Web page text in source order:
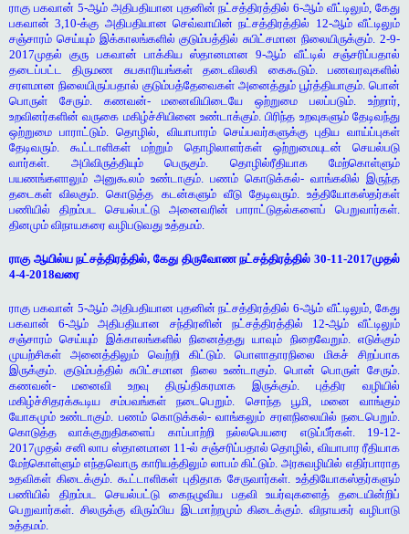
ராகு பகவான் 5-ஆம் அதிபதியான புதனின் நட்சத்திரத்தில் 6-ஆம் வீட்டிலும், கேது
பகவான் 3,10-க்கு அதிபதியான செவ்வாயின் நட்சத்திரத்தில் 12-ஆம் வீட்டிலும்
சஞ்சாரம் செய்யும் இக்காலங்களில் குடும்பத்தில் சுபிட்சமான நிலையிருக்கும். 2-9-
2017முதல் குரு பகவான் பாக்கிய ஸ்தானமான 9-ஆம் வீட்டில் சஞ்சரிப்பதால்
தடைப்பட்ட திருமண சுபகாரியங்கள் தடைவிலகி கைகூடும். பணவரவுகளில்
சரளமான நிலையிருப்பதால் குடும்பத்தேவைகள் அனைத்தும் பூர்த்தியாகும். பொன்
பொருள் சேரும். கணவன்- மனைவியிடையே ஒற்றுமை பலப்படும். உற்றார்,
உறவினர்களின் வருகை மகிழ்ச்சியினை உண்டாக்கும். பிரிந்த உறவுகளும் தேடிவந்து
ஒற்றுமை பாராட்டும். தொழில், வியாபாரம் செய்பவர்களுக்கு புதிய வாய்ப்புகள்
தேடிவரும். கூட்டாளிகள் மற்றும் தொழிலாளர்கள் ஒற்றுமையுடன் செயல்படு
வார்கள். அபிவிருத்தியும் பெருகும். தொழில்ரீதியாக மேற்கொள்ளும்
பயணங்களாலும் அனுகூலம் உண்டாகும். பணம் கொடுக்கல்- வாங்கலில் இருந்த
தடைகள் விலகும். கொடுத்த கடன்களும் வீடு தேடிவரும். உத்தியோகஸ்தர்கள்
பணியில் திறம்பட செயல்பட்டு அனைவரின் பாராட்டுதல்களைப் பெறுவார்கள்.
தினமும் விநாயகரை வழிபடுவது உத்தமம்.
ராகு ஆயில்ய நட்சத்திரத்தில், கேது திருவோண நட்சத்திரத்தில் 30-11-2017முதல்
4-4-2018வரை
ராகு பகவான் 5-ஆம் அதிபதியான புதனின் நட்சத்திரத்தில் 6-ஆம் வீட்டிலும், கேது
பகவான் 6-ஆம் அதிபதியான சந்திரனின் நட்சத்திரத்தில் 12-ஆம் வீட்டிலும்
சஞ்சாரம் செய்யும் இக்காலங்களில் நினைத்தது யாவும் நிறைவேறும். எடுக்கும்
முயற்சிகள் அனைத்திலும் வெற்றி கிட்டும். பொளாதாரநிலை மிகச் சிறப்பாக
இருக்கும். குடும்பத்தில் சுபிட்சமான நிலை உண்டாகும். பொன் பொருள் சேரும்.
கணவன்- மனைவி உறவு திருப்திகரமாக இருக்கும். புத்திர வழியில்
மகிழ்ச்சிதரக்கூடிய சம்பவங்கள் நடைபெறும். சொந்த பூமி, மனை வாங்கும்
யோகமும் உண்டாகும். பணம் கொடுக்கல்- வாங்கலும் சரளநிலையில் நடைபெறும்.
கொடுத்த வாக்குறுதிகளைப் காப்பாற்றி நல்லபெயரை எடுப்பீர்கள். 19-12-
2017முதல் சனி லாப ஸ்தானமான 11-ல் சஞ்சரிப்பதால் தொழில், வியாபார ரீதியாக
மேற்கொள்ளும் எந்தவொரு காரியத்திலும் லாபம் கிட்டும். அரசுவழியில் எதிர்பாராத
உதவிகள் கிடைக்கும். கூட்டாளிகள் புதிதாக சேருவார்கள். உத்தியோகஸ்தர்களும்
பணியில் திறம்பட செயல்பட்டு கைநழுவிய பதவி உயர்வுகளைத் தடையின்றிப்
பெறுவார்கள். சிலருக்கு விரும்பிய இடமாற்றமும் கிடைக்கும். விநாயகர் வழிபாடு
உத்தமம்.